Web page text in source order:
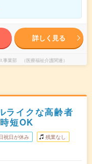
詳しく見る
業部 （医療福祉介護関連）
ライクな高齢者
短OK
祝日が休み 残業なし